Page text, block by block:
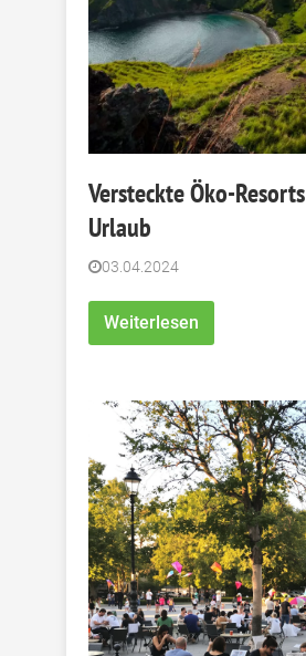
Versteckte Öko-
Urlaub
03.04.2024
Weiterlesen